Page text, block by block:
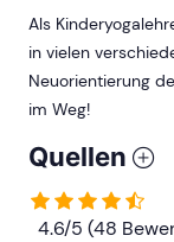
Als
in vielen
Neuorientierung
im Weg!
Quellen
4.6/5 (48